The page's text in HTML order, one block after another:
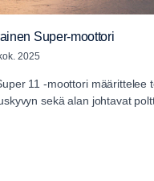
Super-moottori
2025
11 -moottori määrittelee
sekä alan johtavat